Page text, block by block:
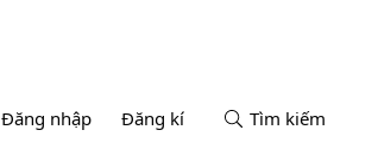
Đăng nhập Đăng kí Tìm kiếm